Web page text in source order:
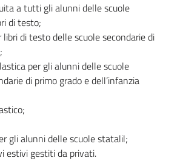
a tutti gli alunni delle scuole
di testo;
di testo delle scuole secondarie di
per gli alunni delle scuole
di primo grado e dell’infanzia
gli alunni delle scuole statalil;
estivi gestiti da privati.